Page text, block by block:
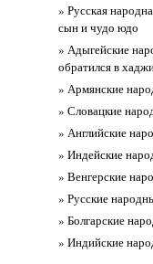
» Русская
сын и чудо юдо
» Адыгейские
обратился в
» Армянские
» Словацкие
» Английские
» Индейские
» Венгерские
» Русские
» Болгарские
» Индийские